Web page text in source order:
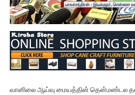
வானிலை ஆய்வு மையத்தின் தென்மண்டல